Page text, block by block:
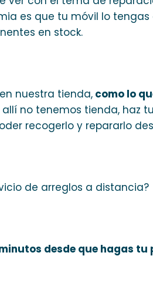
es que tu móvil lo
en stock.
nuestra tienda, como lo
allí no tenemos tienda, haz
recogerlo y repararlo
de arreglos a distancia?
desde que hagas tu